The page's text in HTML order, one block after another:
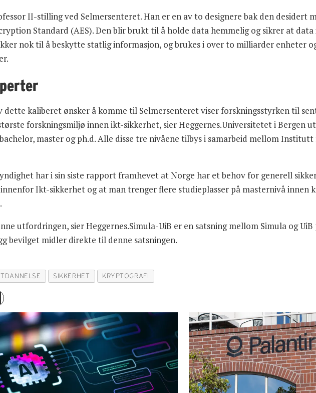
II-stilling ved Selmersenteret. Han er en av to designere bak den
Standard (AES). Den blir brukt til å holde data hemmelig og sikrer at
nok til å beskytte statlig informasjon, og brukes i over to milliarder enheter
dette kaliberet ønsker å komme til Selmersenteret viser forskningsstyrken til
forskningsmiljø innen ikt-sikkerhet, sier Heggernes.Universitetet i Bergen
master og ph.d. Alle disse tre nivåene tilbys i samarbeid mellom
har i sin siste rapport framhevet at Norge har et behov for generell
Ikt-sikkerhet og at man trenger flere studieplasser på masternivå innen
utfordringen, sier Heggernes.Simula-UiB er en satsning mellom Simula og
bevilget midler direkte til denne satsningen.
SIKKERHET KRYPTOGRAFI